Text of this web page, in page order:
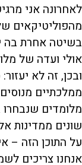
לאחרונה אני
מהפוליטיקאים
בשיטה אחרת בה
אולי ועדה של
ובכן, זה לא
ממלכתיים
מלומדים שנבחרו
שונים ממדינות
על התוכן הזה –
אנחנו צריכים